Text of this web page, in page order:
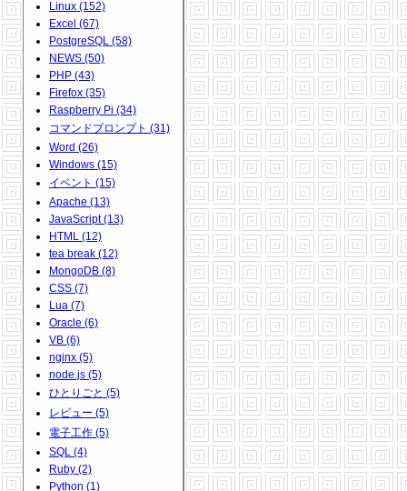
Linux (152)
Excel (67)
PostgreSQL (58)
NEWS (50)
PHP (43)
Firefox (35)
Raspberry Pi (34)
コマンドプロンプト (31)
Word (26)
Windows (15)
イベント (15)
Apache (13)
JavaScript (13)
HTML (12)
tea break (12)
MongoDB (8)
CSS (7)
Lua (7)
Oracle (6)
VB (6)
nginx (5)
node.js (5)
ひとりごと (5)
レビュー (5)
電子工作 (5)
SQL (4)
Ruby (2)
Python (1)